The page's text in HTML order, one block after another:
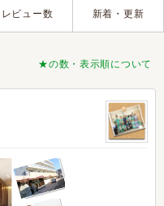
レビュー数 新着・更新
★の数・表示順について